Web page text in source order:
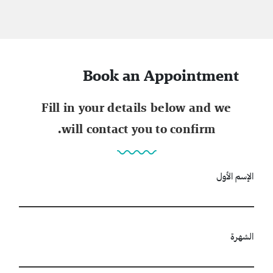
Book an Appointment
Fill in your details below and we
will contact you to confirm.
الإسم الأول
الشهرة